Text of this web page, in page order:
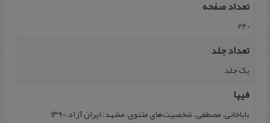
تعداد صفحه
240
تعداد جلد
یک جلد
فیپا
باباخانی، مصطفی. شخصیت‌های مثنوی، مشهد: ایران آزاد، ۱۳۹۰